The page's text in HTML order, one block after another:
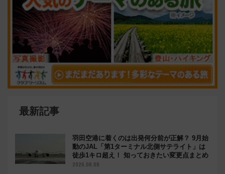
最新記事
羽田空港に着くのは出発何分前が正解？ 9月始
動のJAL「第1ターミナル北側サテライト」は
徒歩1キロ超え！ 知っておきたい変更点まとめ
2026.08.08